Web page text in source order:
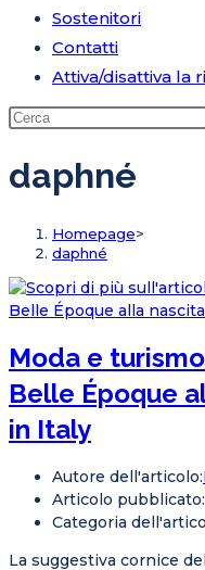
Sostenitori
Contatti
Attiva/disattiva la
daphné
Homepage>
daphné
Moda e
Belle Époque
in Italy
Autore dell'articolo:
Articolo pubblicato:
Categoria
La suggestiva cornice